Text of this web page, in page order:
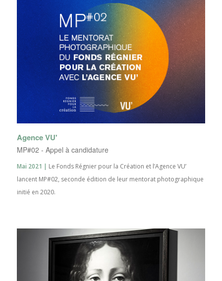
Agence VU'
MP#02 - Appel à candidature
Mai 2021 | Le Fonds Régnier pour la Création et l’Agence VU’
lancent MP#02, seconde édition de leur mentorat photographique
initié en 2020.